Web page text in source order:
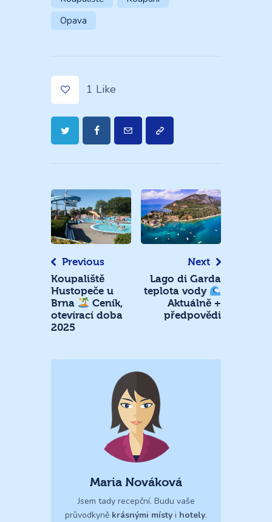
Opava
1 Like
Navigace
pro
příspěvek
Previous
Koupaliště
Hustopeče u
Brna
Ceník,
otevírací doba
2025
Next
Lago di Garda
teplota vody
Aktuálně +
předpovědi
Maria Nováková
Jsem tady recepční. Budu vaše
průvodkyně krásnými místy i hotely.